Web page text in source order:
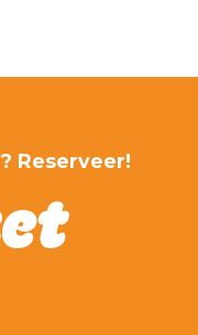
Reserveer!